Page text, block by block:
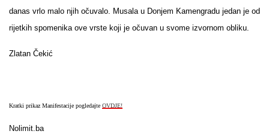
danas vrlo malo njih očuvalo. Musala u Donjem Kamengradu jedan je od
rijetkih spomenika ove vrste koji je očuvan u svome izvornom obliku.
Zlatan Čekić
Kratki prikaz Manifestacije pogledajte OVDJE!
Nolimit.ba